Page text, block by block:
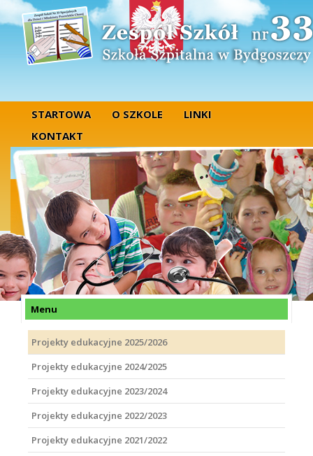
STARTOWA O SZKOLE
LINKI
KONTAKT
Menu
Projekty edukacyjne 2025/2026
Projekty edukacyjne 2024/2025
Projekty edukacyjne 2023/2024
Projekty edukacyjne 2022/2023
Projekty edukacyjne 2021/2022